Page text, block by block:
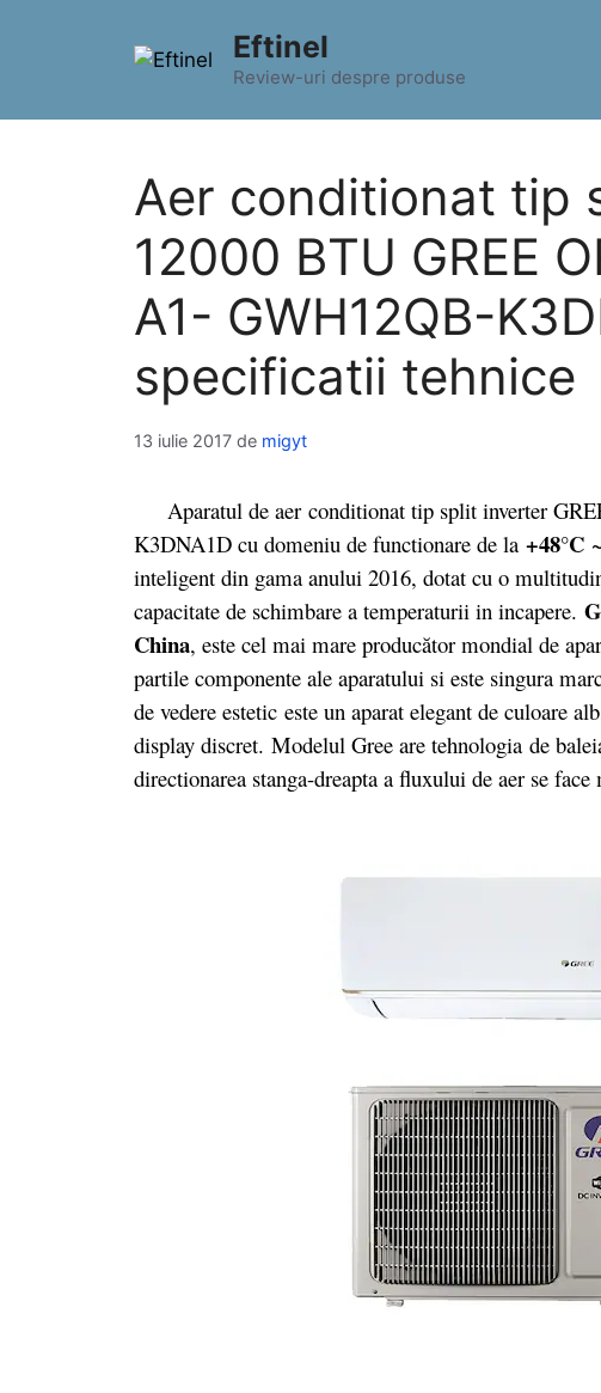
Eftinel
Review-uri despre produse
Aer conditionat tip
12000 BTU GREE
A1- GWH12QB-
specificatii tehnice
13 iulie 2017 de migyt
Aparatul de aer conditionat tip split inverter
K3DNA1D cu domeniu de functionare de la +48°C ~
inteligent din gama anului 2016, dotat cu o
capacitate de schimbare a temperaturii in incapere.
China, este cel mai mare producător mondial de
partile componente ale aparatului si este singura
de vedere estetic este un aparat elegant de culoare
display discret. Modelul Gree are tehnologia de
directionarea stanga-dreapta a fluxului de aer se face